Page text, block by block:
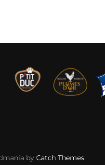
by Catch Themes